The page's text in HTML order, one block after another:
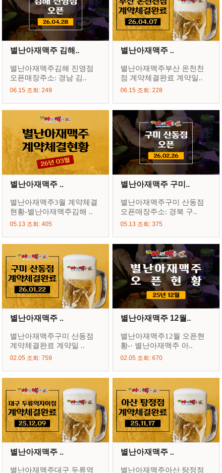
별난아재맥주 김해..
별난아재맥주김해 진영점
오픈매장주소: 경남 김..
06.15 조회: 249
별난아재맥주 ..
별난아재맥주부산 온천천
점 계약체결완료 계약일..
06.15 조회: 228
별난아재맥주 ..
별난아재맥주3월 계약체결
현황-별난아재맥주김해 ..
05.13 조회: 405
별난아재맥주 구미..
별난아재맥주구미 산동점
오픈매장주소: 경북 구..
05.13 조회: 375
별난아재맥주 ..
별난아재맥주구미 산동점
계약체결완료 계약일 ..
02.05 조회: 759
별난아재맥주 12월..
별난아재맥주12월 오픈현
황-· 별난아재맥주 아..
02.05 조회: 670
별난아재맥주 ..
별난아재맥주대구 두류역
별난아재맥주 ..
별난아재맥주아산 탕정점